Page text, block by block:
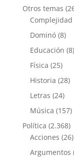
Otros temas
Complejidad
Dominó(8)
Educación (8)
Física (25)
Historia (28)
Letras (24)
Música (157)
Política (2.368)
Acciones (26)
Argumentos